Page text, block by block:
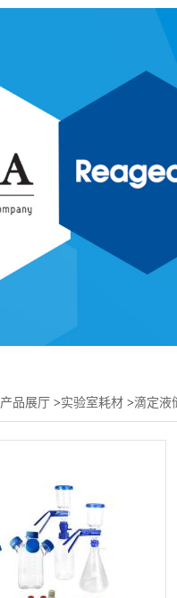
产品展厅 >实验室耗材 >滴定液